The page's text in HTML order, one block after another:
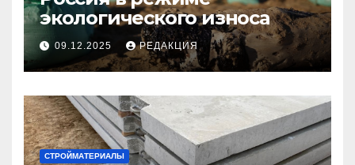
экологического износа
09.12.2025 РЕДАКЦИЯ
СТРОЙМАТЕРИАЛЫ